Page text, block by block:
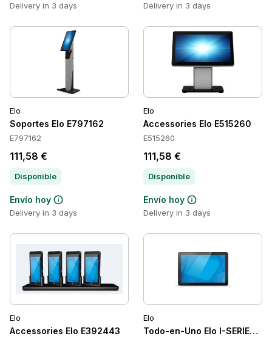
Delivery in 3 days Delivery in 3 days
Elo
Soportes Elo E797162
E797162
111,58 €
Disponible
Envío hoy
Delivery in 3 days
Elo
Accessories Elo E515260
E515260
111,58 €
Disponible
Envío hoy
Delivery in 3 days
Elo
Accessories Elo E392443
Elo
Todo-en-Uno Elo I-SERIES-5